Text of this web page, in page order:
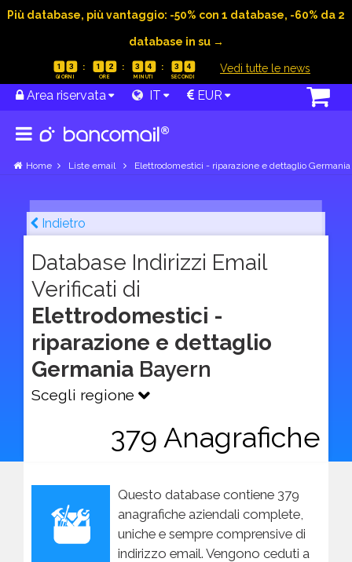
Più database, più vantaggio: -50% con 1 database, -60% da 2
database in su →
1 3 1 2 3 4 3 4 Vedi tutte le news
Area riservata IT EUR
Home Liste email Elettrodomestici - riparazione e dettaglio Germania
Indietro
Database Indirizzi Email
Verificati di
Elettrodomestici -
riparazione e dettaglio
Germania Bayern
Scegli regione
379 Anagrafiche
Questo database contiene 379
anagrafiche aziendali complete,
uniche e sempre comprensive di
indirizzo email. Vengono ceduti a